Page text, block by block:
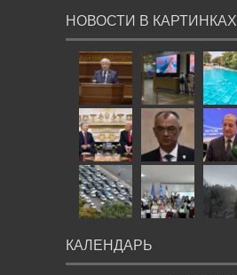
НОВОСТИ В КАРТИНКАХ
КАЛЕНДАРЬ